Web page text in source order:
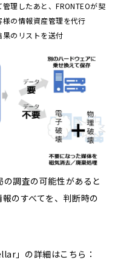
理したあと、FRONTEOが契
の情報資産管理を代行
のリストを送付
の調査の可能性があると
のすべてを、判断時の
」の詳細はこちら：